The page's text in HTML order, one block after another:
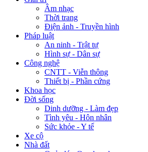
Âm nhạc
Thời trang
Điện ảnh - Truyền hình
Pháp luật
An ninh - Trật tự
Hình sự - Dân sự
Công nghệ
CNTT - Viễn thông
Thiết bị - Phần cứng
Khoa học
Đời sống
Dinh dưỡng - Làm đẹp
Tình yêu - Hôn nhân
Sức khỏe - Y tế
Xe cộ
Nhà đất